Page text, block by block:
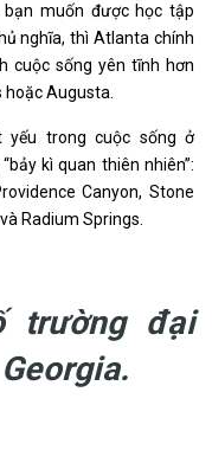
bạn muốn được học tập
nghĩa, thì Atlanta chính
cuộc sống yên tĩnh hơn
Augusta.
yếu trong cuộc sống ở
kì quan thiên nhiên”:
Canyon, Stone
Radium Springs.
trường đại